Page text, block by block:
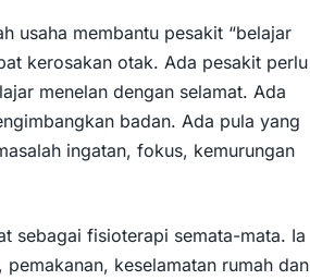
usaha membantu pesakit “belajar
kerosakan otak. Ada pesakit perlu
menelan dengan selamat. Ada
badan. Ada pula yang
ingatan, fokus, kemurungan
sebagai fisioterapi semata-mata. Ia
keselamatan rumah dan